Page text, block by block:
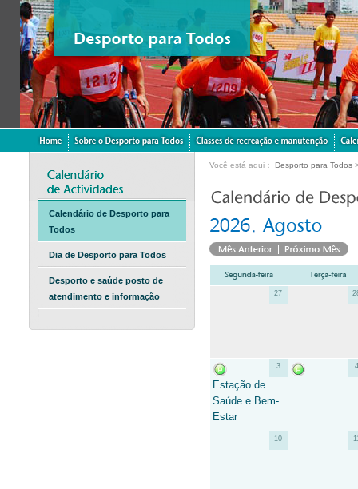
Calendário de Desporto para
Todos
Dia de Desporto para Todos
Desporto e saúde posto de
atendimento e informação
Você está aqui： Desporto para Todos
27
3
Estação de
Saúde e Bem-
Estar
4
10